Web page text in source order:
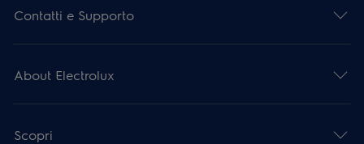
Contatti e Supporto
About Electrolux
Scopri